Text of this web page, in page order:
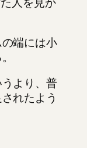
端には小
より、普
れたよう